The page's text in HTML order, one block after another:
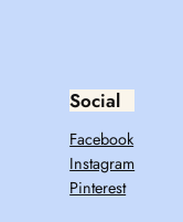
Social
Facebook
Instagram
Pinterest